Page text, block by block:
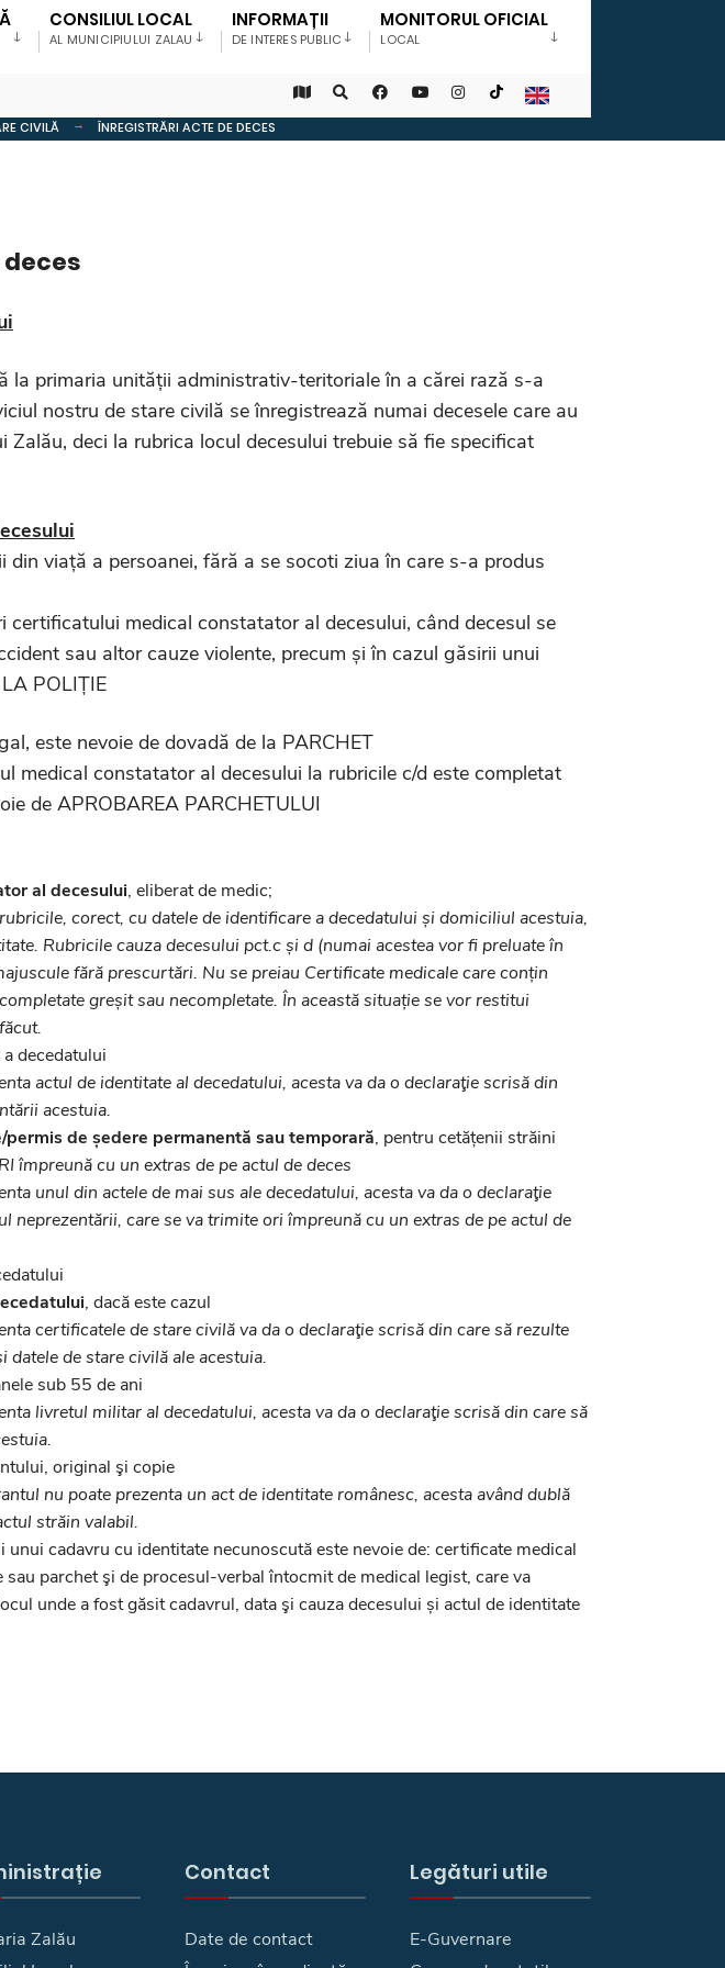
CONSILIUL LOCAL
AL MUNICIPIULUI ZALAU
INFORMAȚII
DE INTERES PUBLIC
MONITORUL OFICIAL
LOCAL
CIVILĂ ÎNREGISTRĂRI ACTE DE DECES
la primaria unității administrativ-teritoriale în a cărei rază s-a
nostru de stare civilă se înregistrează numai decesele care au
Zalău, deci la rubrica locul decesului trebuie să fie specificat
viață a persoanei, fără a se socoti ziua în care s-a produs
medical constatator al decesului, când decesul se
sau altor cauze violente, precum și în cazul găsirii unui
POLIȚIE
este nevoie de dovadă de la PARCHET
medical constatator al decesului la rubricile c/d este completat
de APROBAREA PARCHETULUI
al decesului, eliberat de medic;
corect, cu datele de identificare a decedatului și domiciliul acestuia,
Rubricile cauza decesului pct.c și d (numai acestea vor fi preluate în
fără prescurtări. Nu se preiau Certificate medicale care conțin
greșit sau necompletate. În această situație se vor restitui
a decedatului
actul de identitate al decedatului, acesta va da o declaraţie scrisă din
acestuia.
de ședere permanentă sau temporară, pentru cetățenii străini
împreună cu un extras de pe actul de deces
unul din actele de mai sus ale decedatului, acesta va da o declaraţie
neprezentării, care se va trimite ori împreună cu un extras de pe actul de
, dacă este cazul
certificatele de stare civilă va da o declaraţie scrisă din care să rezulte
de stare civilă ale acestuia.
sub 55 de ani
livretul militar al decedatului, acesta va da o declaraţie scrisă din care să
original şi copie
nu poate prezenta un act de identitate românesc, acesta având dublă
străin valabil.
cadavru cu identitate necunoscută este nevoie de: certificate medical
parchet şi de procesul-verbal întocmit de medical legist, care va
unde a fost găsit cadavrul, data şi cauza decesului și actul de identitate
Zalău
Contact
Date de contact
Legături utile
E-Guvernare